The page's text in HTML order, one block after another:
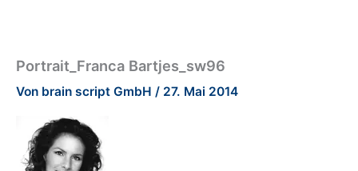
Portrait_Franca Bartjes_sw96
Von brain script GmbH / 27. Mai 2014